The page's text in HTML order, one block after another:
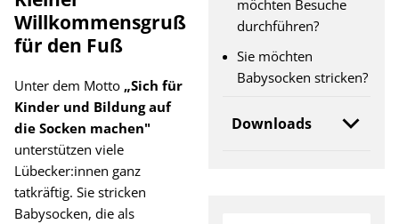
Willkommensgruß
für den Fuß
Unter dem Motto „Sich für
Kinder und Bildung auf
die Socken machen"
unterstützen viele
Lübecker:innen ganz
tatkräftig. Sie stricken
Babysocken, die als
möchten Besuche
durchführen?
Sie möchten
Babysocken stricken?
Downloads